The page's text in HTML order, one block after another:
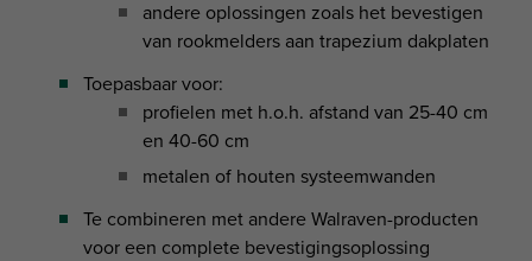
andere oplossingen zoals het bevestigen
van rookmelders aan trapezium dakplaten
Toepasbaar voor:
profielen met h.o.h. afstand van 25-40 cm
en 40-60 cm
metalen of houten systeemwanden
Te combineren met andere Walraven-producten
voor een complete bevestigingsoplossing